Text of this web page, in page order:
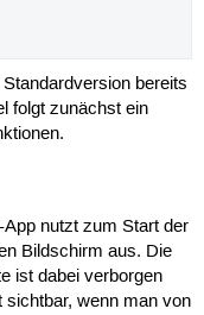
bereits
folgt zunächst ein
nutzt zum Start der
Bildschirm aus. Die
ist dabei verborgen
sichtbar, wenn man von